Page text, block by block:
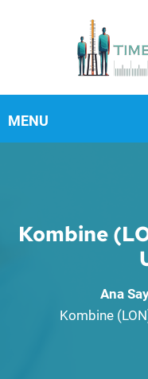
Kombine
Ana
Kombine